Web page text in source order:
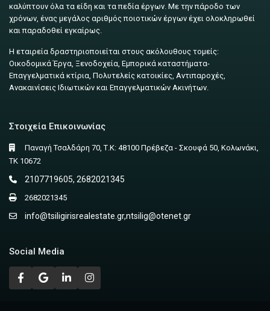
καλύπτουν όλα τα είδη και τα πεδία έργων. Με την πάροδο των
χρόνων, ένας μεγάλος αριθμός ποιοτικών έργων έχει ολοκληρωθεί
και παραδοθεί εγκαίρως.
Η εταιρεία δραστηριοποιείται στους ακόλουθους τομείς:
Οικοδομικά Έργα, Ξενοδοχεία, Εμπορικά καταστήματα-
Επαγγελματικά κτίρια, Πολυτελείς κατοικίες, Αντιπαροχές,
Ανακαινίσεις Ιδιωτικών και Επαγγελματικών Ακινήτων.
Στοιχεία Επικοινωνίας
Παναγή Τσαλδάρη 70, Τ.Κ: 48100 Πρέβεζα - Σκουφά 50, Κολωνάκι,
ΤΚ 10672
2107719605, 2682021345
2682021345
info@tsiligirisrealestate.gr,ntsilig@otenet.gr
Social Media